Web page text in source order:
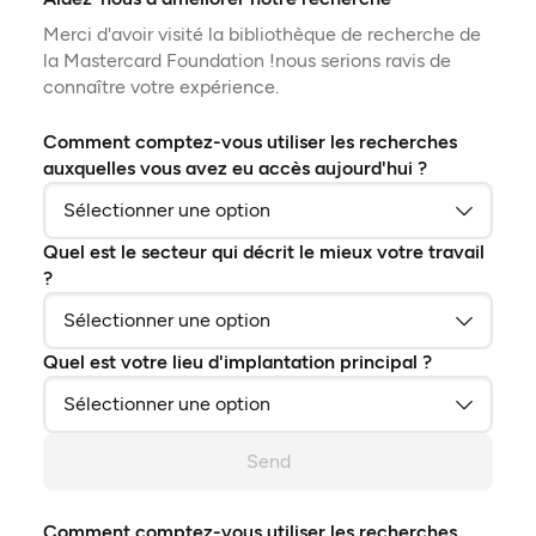
Merci d'avoir visité la bibliothèque de recherche de
la Mastercard Foundation !nous serions ravis de
connaître votre expérience.
Comment comptez-vous utiliser les recherches
auxquelles vous avez eu accès aujourd'hui ?
Quel est le secteur qui décrit le mieux votre travail
?
Quel est votre lieu d'implantation principal ?
Send